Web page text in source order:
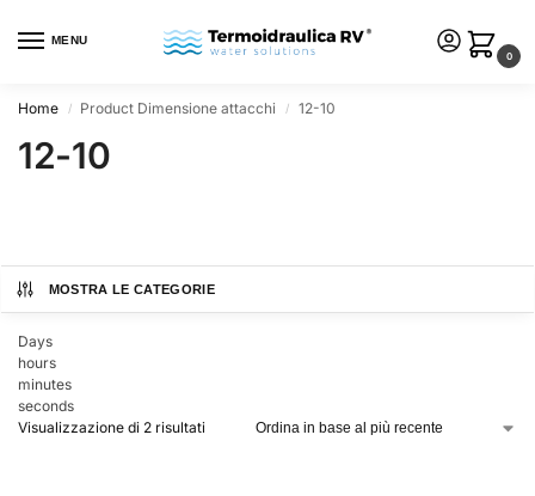
MENU
0
Home / Product Dimensione attacchi / 12-10
12-10
MOSTRA LE CATEGORIE
Days
hours
minutes
seconds
Visualizzazione di 2 risultati